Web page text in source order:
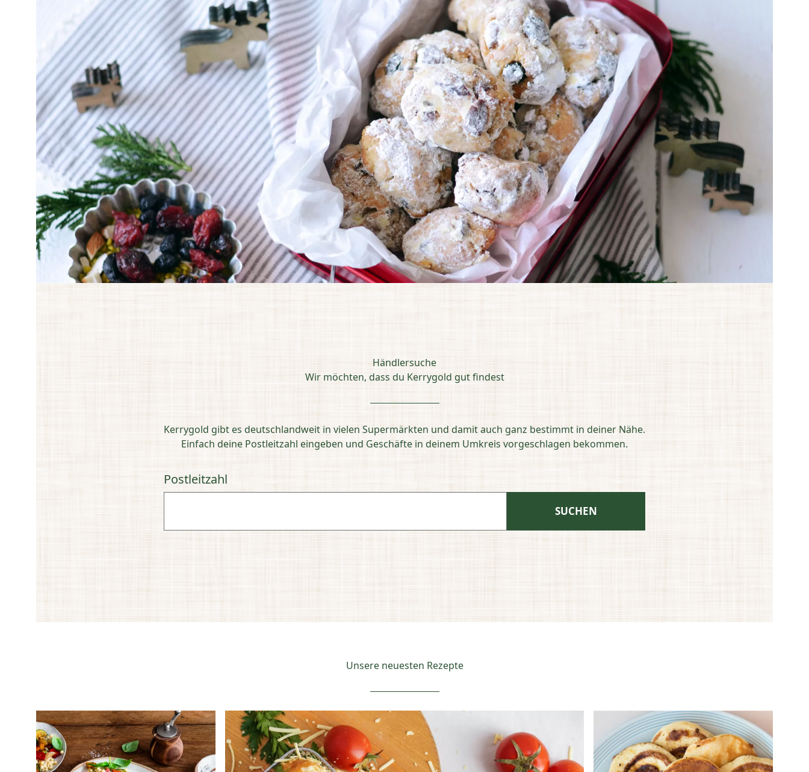
Händlersuche
Wir möchten, dass du Kerrygold gut findest
Kerrygold gibt es deutschlandweit in vielen Supermärkten und damit auch ganz bestimmt in deiner Nähe.
Einfach deine Postleitzahl eingeben und Geschäfte in deinem Umkreis vorgeschlagen bekommen.
Postleitzahl
Unsere neuesten Rezepte